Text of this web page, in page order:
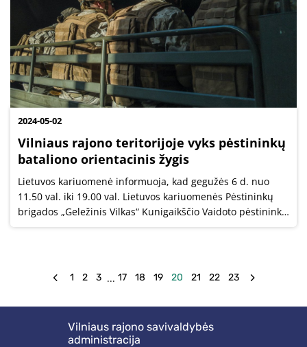
2024-05-02
Vilniaus rajono teritorijoje vyks pėstininkų
bataliono orientacinis žygis
Lietuvos kariuomenė informuoja, kad gegužės 6 d. nuo
11.50 val. iki 19.00 val. Lietuvos kariuomenės Pėstininkų
brigados „Geležinis Vilkas“ Kunigaikščio Vaidoto pėstininkų
batalionas vykdys orientacinį žygį.
1 2 3 ... 17 18 19 20 21 22 23
Vilniaus rajono savivaldybės
administracija